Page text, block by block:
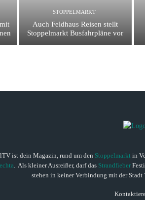
STOPPELMARKT
Auch Feldhaus Reisen stellt
Stoppelmarkt Busfahrpläne vor
ist dein Magazin, rund um den Stoppelmarkt in
. Als kleiner Ausreißer, darf das Strandfieber
stehen in keiner Verbindung mit der